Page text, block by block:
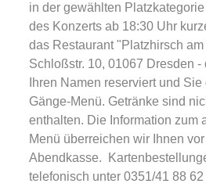
in der gewählten
des Konzerts ab 18:30 Uhr
das Restaurant "Platzhirsch
Schloßstr. 10, 01067 Dresden -
Ihren Namen reserviert und
Gänge-Menü. Getränke sind
enthalten. Die Information zum
Menü überreichen wir Ihnen
Abendkasse.
telefonisch unter 0351/41 88